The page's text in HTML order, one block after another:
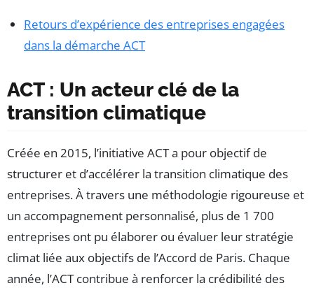
Retours d’expérience des entreprises engagées
dans la démarche ACT
ACT : Un acteur clé de la
transition climatique
Créée en 2015, l’initiative ACT a pour objectif de
structurer et d’accélérer la transition climatique des
entreprises. À travers une méthodologie rigoureuse et
un accompagnement personnalisé, plus de 1 700
entreprises ont pu élaborer ou évaluer leur stratégie
climat liée aux objectifs de l’Accord de Paris. Chaque
année, l’ACT contribue à renforcer la crédibilité des